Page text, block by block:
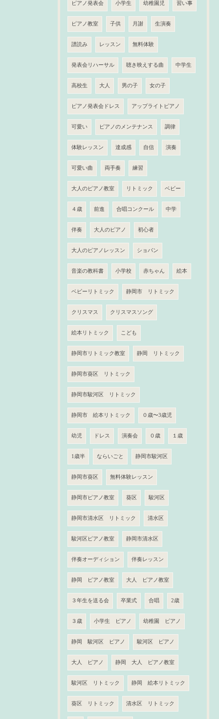
ピアノ発表会 小学生 幼稚園児 習い事
ピアノ教室 子供 月謝 生演奏
譜読み レッスン 無料体験
発表会リハーサル 聴き映えする曲 中学生
高校生 大人 男の子 女の子
ピアノ発表会ドレス アップライトピアノ
可愛い ピアノのメンテナンス 調律
体験レッスン 達成感 自信 演奏
可愛い曲 両手奏 練習
大人のピアノ教室 リトミック ベビー
４歳 前進 合唱コンクール 中学
伴奏 大人のピアノ 初心者
大人のピアノレッスン ショパン
音楽の教科書 小学校 赤ちゃん 絵本
ベビーリトミック 静岡市 リトミック
クリスマス クリスマスソング
絵本リトミック こども
静岡市リトミック教室 静岡 リトミック
静岡市葵区 リトミック
静岡市駿河区 リトミック
静岡市 絵本リトミック ０歳〜3歳児
幼児 ドレス 演奏会 ０歳 １歳
1歳半 ならいごと 静岡市駿河区
静岡市葵区 無料体験レッスン
静岡市ピアノ教室 葵区 駿河区
静岡市清水区 リトミック 清水区
駿河区ピアノ教室 静岡市清水区
伴奏オーディション 伴奏レッスン
静岡 ピアノ教室 大人 ピアノ教室
３年生を送る会 卒業式 合唱 2歳
３歳 小学生 ピアノ 幼稚園 ピアノ
静岡 駿河区 ピアノ 駿河区 ピアノ
大人 ピアノ 静岡 大人 ピアノ教室
駿河区 リトミック 静岡 絵本リトミック
葵区 リトミック 清水区 リトミック